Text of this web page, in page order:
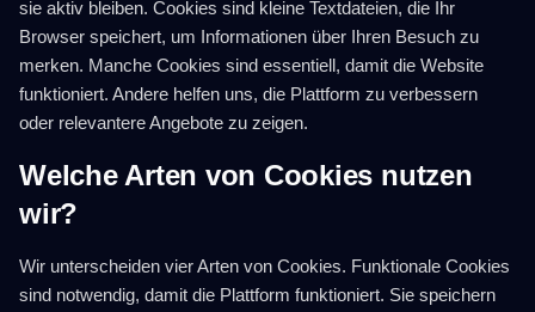
sie aktiv bleiben. Cookies sind kleine Textdateien, die Ihr
Browser speichert, um Informationen über Ihren Besuch zu
merken. Manche Cookies sind essentiell, damit die Website
funktioniert. Andere helfen uns, die Plattform zu verbessern
oder relevantere Angebote zu zeigen.
Welche Arten von Cookies nutzen
wir?
Wir unterscheiden vier Arten von Cookies. Funktionale Cookies
sind notwendig, damit die Plattform funktioniert. Sie speichern